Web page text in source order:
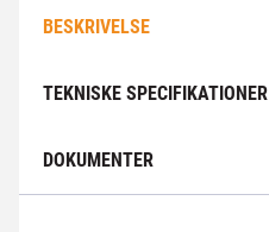
BESKRIVELSE
TEKNISKE SPECIFIKATIONER
DOKUMENTER